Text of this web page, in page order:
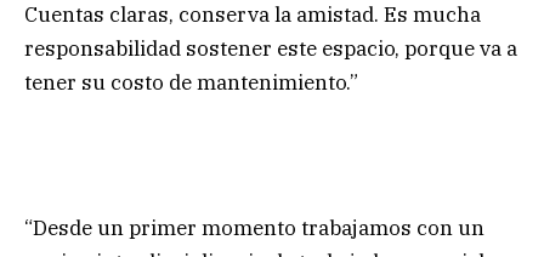
Cuentas claras, conserva la amistad. Es mucha
responsabilidad sostener este espacio, porque va a
tener su costo de mantenimiento.”
“Desde un primer momento trabajamos con un